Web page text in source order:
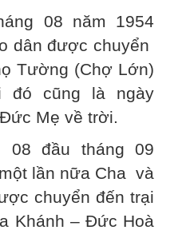
08 năm 1954
dân được chuyển
Tường (Chợ Lớn)
đó cũng là ngày
Mẹ về trời.
08 đầu tháng 09
lần nữa Cha và
chuyển đến trại
Khánh – Đức Hoà